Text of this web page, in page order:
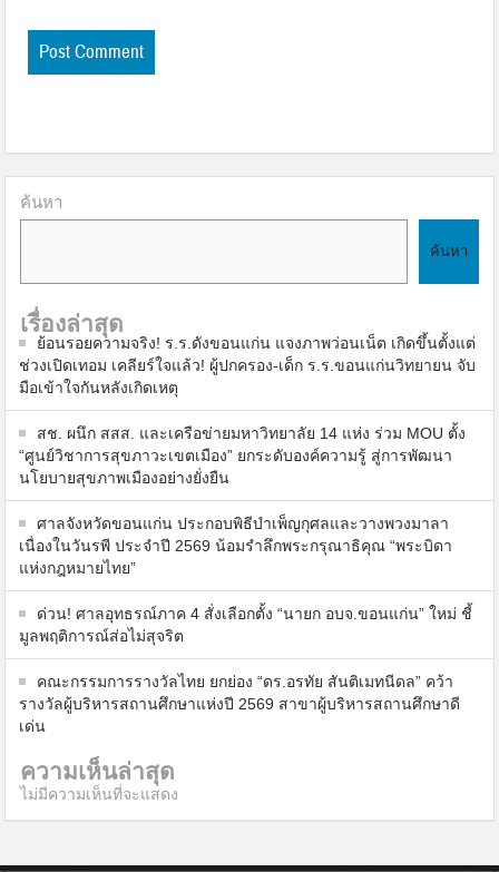
ค้นหา
ค้นหา
เรื่องล่าสุด
ย้อนรอยความจริง! ร.ร.ดังขอนแก่น แจงภาพว่อนเน็ต เกิดขึ้นตั้งแต่
ช่วงเปิดเทอม เคลียร์ใจแล้ว! ผู้ปกครอง-เด็ก ร.ร.ขอนแก่นวิทยายน จับ
มือเข้าใจกันหลังเกิดเหตุ
สช. ผนึก สสส. และเครือข่ายมหาวิทยาลัย 14 แห่ง ร่วม MOU ตั้ง
“ศูนย์วิชาการสุขภาวะเขตเมือง” ยกระดับองค์ความรู้ สู่การพัฒนา
นโยบายสุขภาพเมืองอย่างยั่งยืน
ศาลจังหวัดขอนแก่น ประกอบพิธีบำเพ็ญกุศลและวางพวงมาลา
เนื่องในวันรพี ประจำปี 2569 น้อมรำลึกพระกรุณาธิคุณ “พระบิดา
แห่งกฎหมายไทย”
ด่วน! ศาลอุทธรณ์ภาค 4 สั่งเลือกตั้ง “นายก อบจ.ขอนแก่น” ใหม่ ชี้
มูลพฤติการณ์ส่อไม่สุจริต
คณะกรรมการรางวัลไทย ยกย่อง “ดร.อรทัย สันติเมทนีดล” คว้า
รางวัลผู้บริหารสถานศึกษาแห่งปี 2569 สาขาผู้บริหารสถานศึกษาดี
เด่น
ความเห็นล่าสุด
ไม่มีความเห็นที่จะแสดง